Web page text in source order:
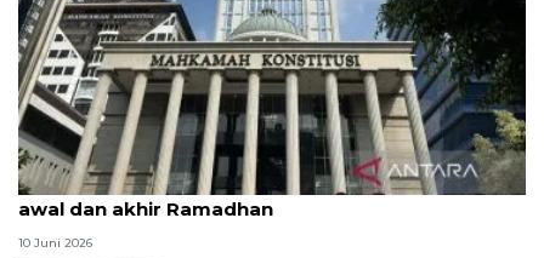
MK uji materi UU Peradilan Agama perihal isbat
awal dan akhir Ramadhan
10 Juni 2026